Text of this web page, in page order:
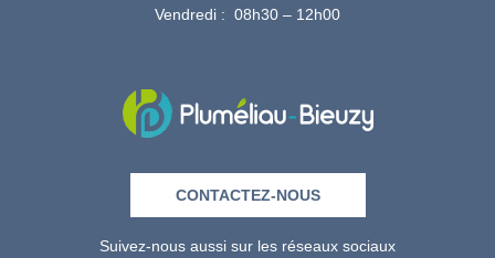
Vendredi : 08h30 – 12h00
CONTACTEZ-NOUS
Suivez-nous aussi sur les réseaux sociaux